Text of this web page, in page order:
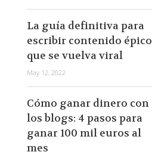
La guía definitiva para
escribir contenido épico
que se vuelva viral
May 12, 2022
Cómo ganar dinero con
los blogs: 4 pasos para
ganar 100 mil euros al
mes